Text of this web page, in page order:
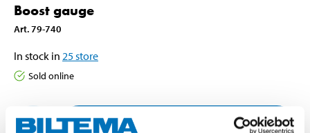
Boost gauge
Art.79-740
In stock in 25store
Sold online